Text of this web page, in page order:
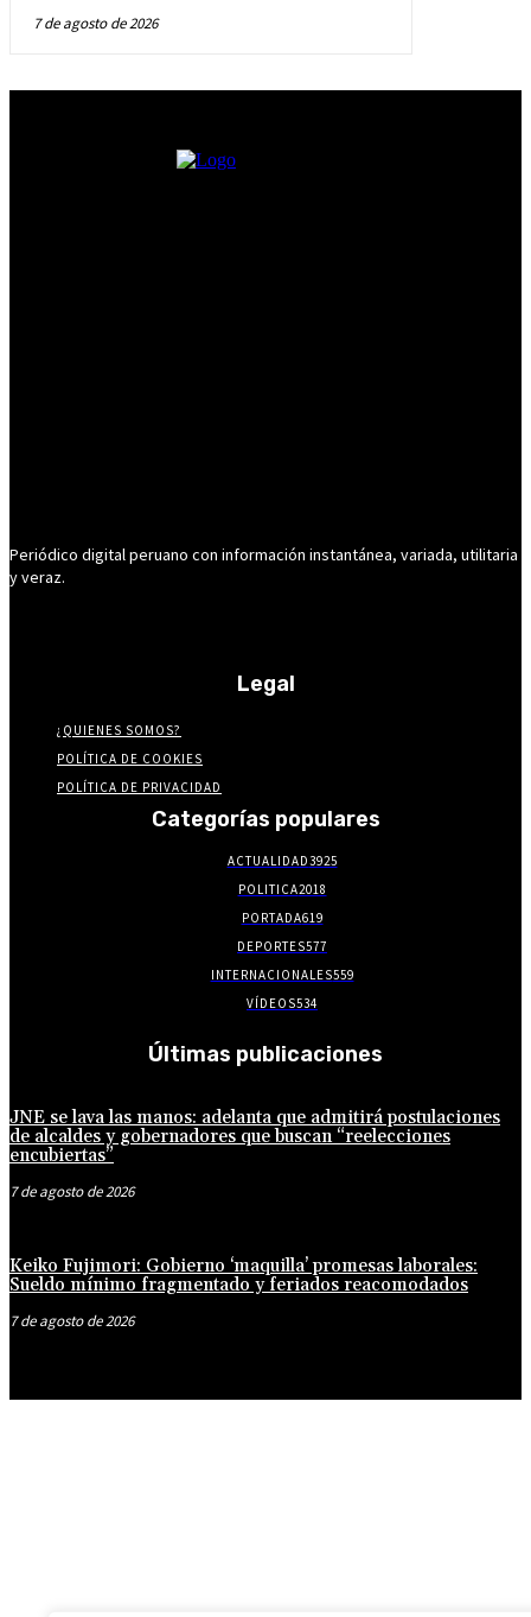
7 de agosto de 2026
Periódico digital peruano con información instantánea, variada, utilitaria
y veraz.
Legal
¿QUIENES SOMOS?
POLÍTICA DE COOKIES
POLÍTICA DE PRIVACIDAD
Categorías populares
ACTUALIDAD3925
POLITICA2018
PORTADA619
DEPORTES577
INTERNACIONALES559
VÍDEOS534
Últimas publicaciones
JNE se lava las manos: adelanta que admitirá postulaciones
de alcaldes y gobernadores que buscan “reelecciones
encubiertas”
7 de agosto de 2026
Keiko Fujimori: Gobierno ‘maquilla’ promesas laborales:
Sueldo mínimo fragmentado y feriados reacomodados
7 de agosto de 2026